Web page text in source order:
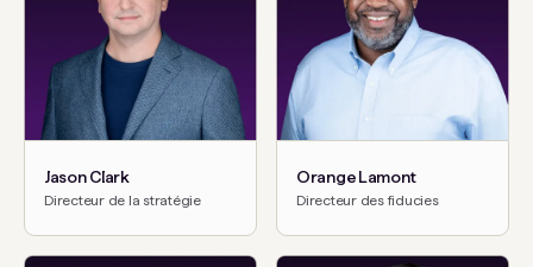
Jason Clark
Directeur de la stratégie
Orange Lamont
Directeur des fiducies